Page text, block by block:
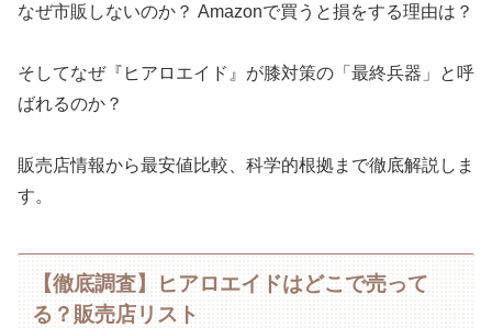
なぜ市販しないのか？ Amazonで買うと損をする理由は？
そしてなぜ『ヒアロエイド』が膝対策の「最終兵器」と呼
ばれるのか？
販売店情報から最安値比較、科学的根拠まで徹底解説しま
す。
【徹底調査】ヒアロエイドはどこで売って
る？販売店リスト